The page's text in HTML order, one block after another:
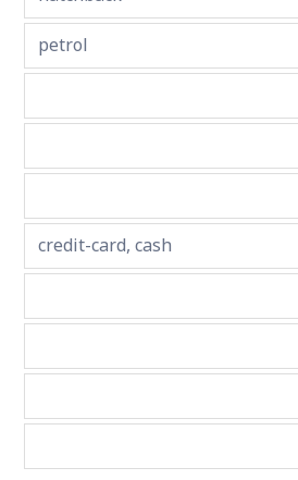
petrol
credit-card, cash